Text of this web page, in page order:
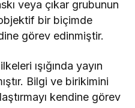
veya çıkar grubunun
bir biçimde
görev edinmiştir.
ışığında yayın
Bilgi ve birikimini
kendine görev